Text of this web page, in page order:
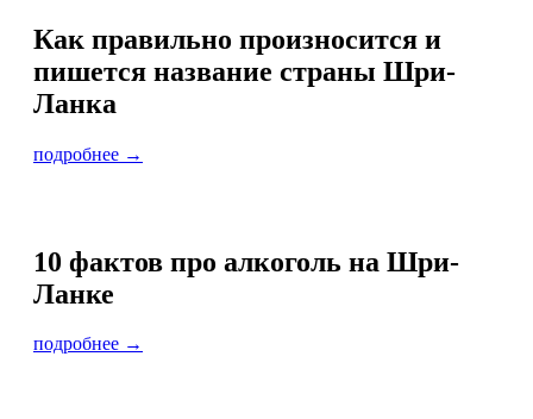
Как правильно произносится и
пишется название страны Шри-
Ланка
подробнее →
10 фактов про алкоголь на Шри-
Ланке
подробнее →